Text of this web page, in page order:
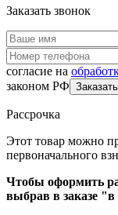
Заказать звонок
согласие на
законом РФ
Рассрочка
Этот товар можно
первоначального
Чтобы оформить
выбрав в заказе